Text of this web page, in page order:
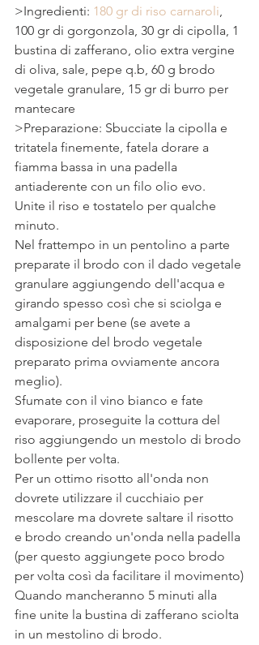
>Ingredienti: 180 gr di riso carnaroli,
100 gr di gorgonzola, 30 gr di cipolla, 1
bustina di zafferano, olio extra vergine
di oliva, sale, pepe q.b, 60 g brodo
vegetale granulare, 15 gr di burro per
mantecare
>Preparazione: Sbucciate la cipolla e
tritatela finemente, fatela dorare a
fiamma bassa in una padella
antiaderente con un filo olio evo.
Unite il riso e tostatelo per qualche
minuto.
Nel frattempo in un pentolino a parte
preparate il brodo con il dado vegetale
granulare aggiungendo dell'acqua e
girando spesso così che si sciolga e
amalgami per bene (se avete a
disposizione del brodo vegetale
preparato prima ovviamente ancora
meglio).
Sfumate con il vino bianco e fate
evaporare, proseguite la cottura del
riso aggiungendo un mestolo di brodo
bollente per volta.
Per un ottimo risotto all'onda non
dovrete utilizzare il cucchiaio per
mescolare ma dovrete saltare il risotto
e brodo creando un'onda nella padella
(per questo aggiungete poco brodo
per volta così da facilitare il movimento)
Quando mancheranno 5 minuti alla
fine unite la bustina di zafferano sciolta
in un mestolino di brodo.